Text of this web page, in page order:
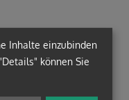
Inhalte einzubinden
können Sie